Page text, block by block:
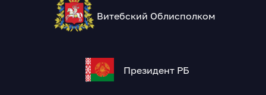
Витебский Облисполком
Президент РБ